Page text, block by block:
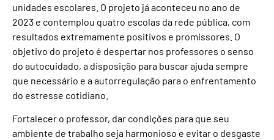
unidades escolares. O projeto já aconteceu no ano de
2023 e contemplou quatro escolas da rede pública, com
resultados extremamente positivos e promissores. O
objetivo do projeto é despertar nos professores o senso
do autocuidado, a disposição para buscar ajuda sempre
que necessário e a autorregulação para o enfrentamento
do estresse cotidiano.
Fortalecer o professor, dar condições para que seu
ambiente de trabalho seja harmonioso e evitar o desgaste